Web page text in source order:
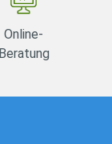
Online-
Beratung